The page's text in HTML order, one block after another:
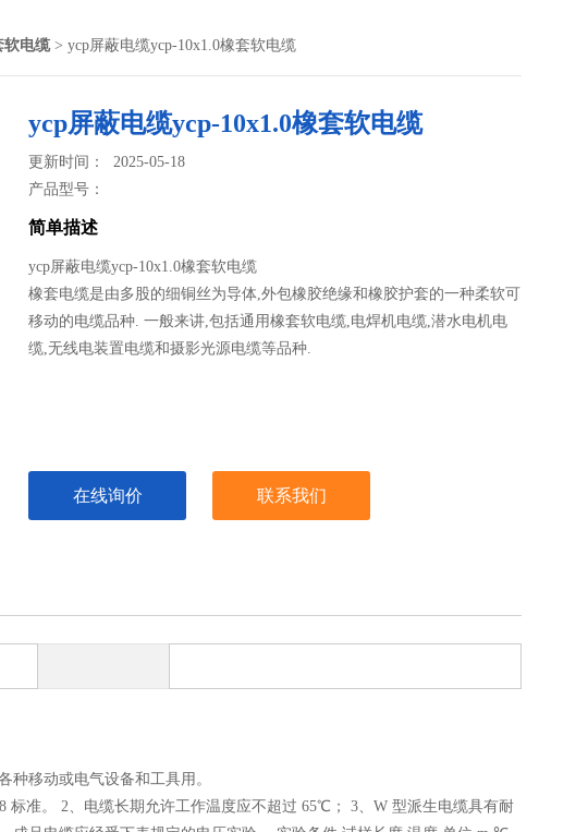
软电缆> ycp屏蔽电缆ycp-10x1.0橡套软电缆
ycp屏蔽电缆ycp-10x1.0橡套软电缆
更新时间： 2025-05-18
产品型号：
简单描述
ycp屏蔽电缆ycp-10x1.0橡套软电缆
橡套电缆是由多股的细铜丝为导体,外包橡胶绝缘和橡胶护套的一种柔软可
移动的电缆品种. 一般来讲,包括通用橡套软电缆,电焊机电缆,潜水电机电
缆,无线电装置电缆和摄影光源电缆等品种.
在线询价 联系我们
种移动或电气设备和工具用。
标准。 2、电缆长期允许工作温度应不超过 65℃； 3、W 型派生电缆具有耐